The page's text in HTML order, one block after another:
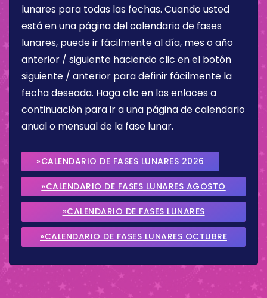
lunares para todas las fechas. Cuando usted
está en una página del calendario de fases
lunares, puede ir fácilmente al día, mes o año
anterior / siguiente haciendo clic en el botón
siguiente / anterior para definir fácilmente la
fecha deseada. Haga clic en los enlaces a
continuación para ir a una página de calendario
anual o mensual de la fase lunar.
»CALENDARIO DE FASES LUNARES 2026
»CALENDARIO DE FASES LUNARES AGOSTO
2026
»CALENDARIO DE FASES LUNARES
SEPTIEMBRE 2026
»CALENDARIO DE FASES LUNARES OCTUBRE